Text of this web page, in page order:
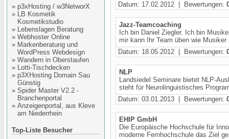
» p3xHosting / w3NetworX
» LB Kosmetik
Kosmetikstudio
» Lebenslagen Beratung
» Webhoster Online
» Markenberatung und
WordPress Webdesign
» Wandern in Oberstaufen
» Lotti-Tischdecken
» p3XHosting Domain Sau
Günstig
» Spider Master V2.2 -
Branchenportal
» Anzeigenportal, aus Kleve
am Niederrhein
Top-Liste Besucher
Datum: 17.02.2012 | Bewertungen:
Jazz-Teamcoaching
Ich bin Daniel Ziegler. Ich bin
mir kann Ihr Team üben wie
Datum: 18.05.2012 | Bewertungen:
NLP
Landsiedel Seminare bietet NLP-
steht für Neurolinguistisches
Datum: 03.01.2013 | Bewertungen:
EHIP GmbH
Die Europäische Hochschule für
moderne Fernhochschule das Ziel